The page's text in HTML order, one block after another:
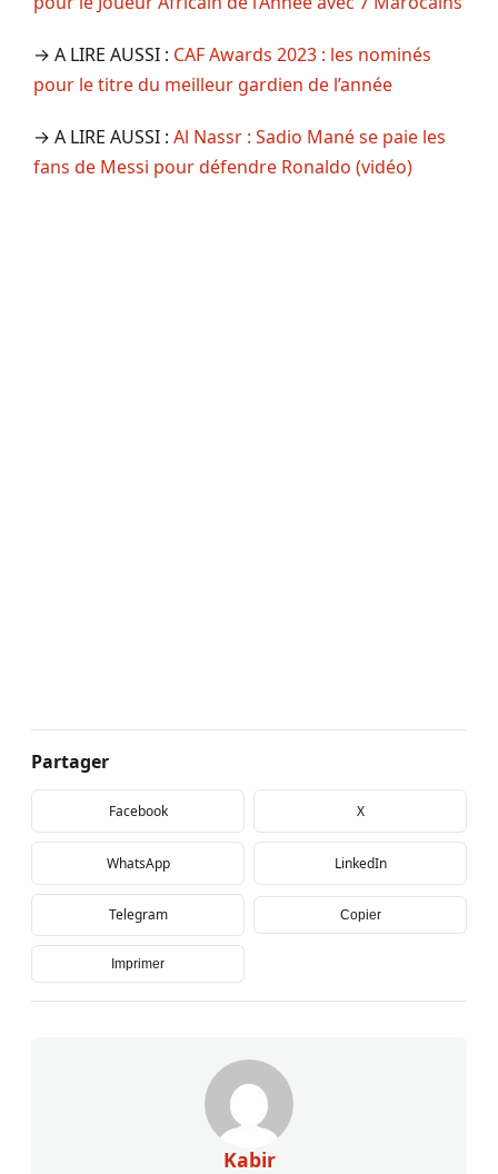
→ A LIRE AUSSI : CAF Awards 2023 : les nominés
pour le titre du meilleur gardien de l’année
→ A LIRE AUSSI : Al Nassr : Sadio Mané se paie les
fans de Messi pour défendre Ronaldo (vidéo)
Partager
Facebook X
WhatsApp LinkedIn
Telegram Copier
Imprimer
Kabir